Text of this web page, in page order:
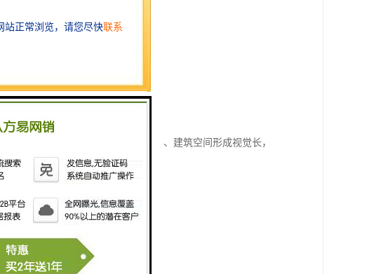
形成视觉焦点，与周围的环境空间、建筑空间形成视觉长，